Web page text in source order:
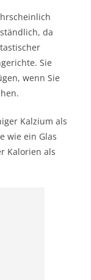
da
Sie
wenn Sie
Kalzium als
wie ein Glas
Kalorien als